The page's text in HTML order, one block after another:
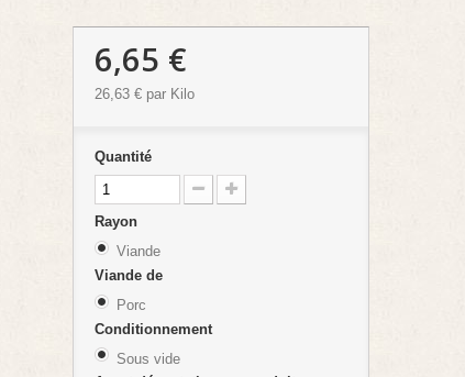
6,65 €
26,63 €par Kilo
Quantité
Rayon
Viande
Viande de
Porc
Conditionnement
Sous vide